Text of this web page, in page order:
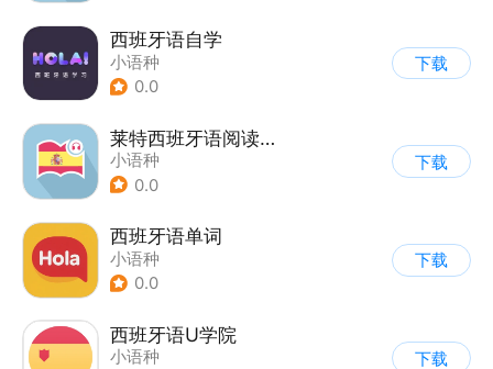
西班牙语自学
小语种
0.0
下载
莱特西班牙语阅读听力
小语种
0.0
下载
西班牙语单词
小语种
0.0
下载
西班牙语U学院
小语种
下载